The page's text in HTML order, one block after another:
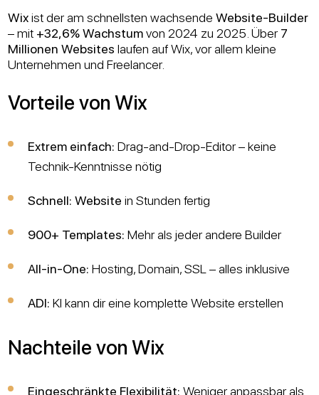
Wixist der am schnellsten wachsendeWebsite-Builder
– mit +32,6% Wachstumvon 2024 zu 2025. Über 7
Millionen Websites laufen auf Wix, vor allem kleine
Unternehmen und Freelancer.
Vorteile von Wix
Extrem einfach: Drag-and-Drop-Editor – keine
Technik-Kenntnisse nötig
Schnell: Website in Stunden fertig
900+ Templates: Mehr als jeder andere Builder
All-in-One: Hosting, Domain, SSL – alles inklusive
ADI: KI kann dir eine komplette Website erstellen
Nachteile von Wix
Eingeschränkte Flexibilität: Weniger anpassbar als